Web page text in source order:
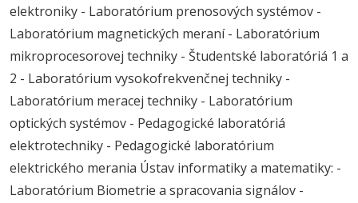
elektroniky - Laboratórium prenosových systémov -
Laboratórium magnetických meraní - Laboratórium
mikroprocesorovej techniky - Študentské laboratóriá 1 a
2 - Laboratórium vysokofrekvenčnej techniky -
Laboratórium meracej techniky - Laboratórium
optických systémov - Pedagogické laboratóriá
elektrotechniky - Pedagogické laboratórium
elektrického merania Ústav informatiky a matematiky: -
Laboratórium Biometrie a spracovania signálov -